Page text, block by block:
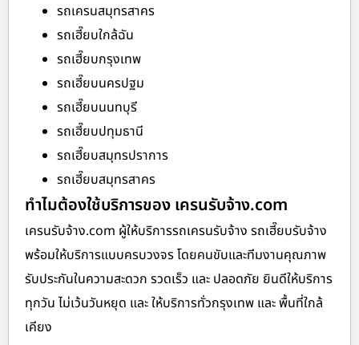
รถเครนสมุทรสาคร
รถเฮี๊ยบใกล้ฉัน
รถเฮี๊ยบกรุงเทพ
รถเฮี๊ยบนครปฐม
รถเฮี๊ยบนนทบุรี
รถเฮี๊ยบปทุมธานี
รถเฮี๊ยบสมุทรปราการ
รถเฮี๊ยบสมุทรสาคร
ทำไมต้องใช้บริการของ เครนรับจ้าง.com
เครนรับจ้าง.com ผู้ให้บริการรถเครนรับจ้าง รถเฮี๊ยบรับจ้าง
พร้อมให้บริการแบบครบวงจร โดยคนขับและทีมงานคุณภาพ
รับประกันในความสะดวก รวดเร็ว และ ปลอดภัย ยินดีให้บริการ
ทุกวัน ไม่เว้นวันหยุด และ ให้บริการทั่วกรุงเทพ และ พื้นที่ใกล้
เคียง